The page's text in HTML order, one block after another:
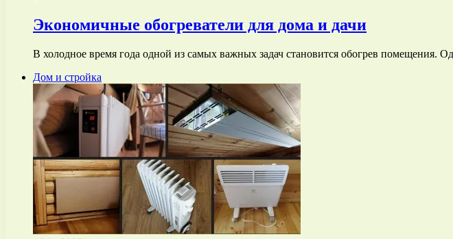
Экономичные обогреватели для дома и дачи
В холодное время года одной из самых важных задач становится обогрев помещения.
Дом и стройка